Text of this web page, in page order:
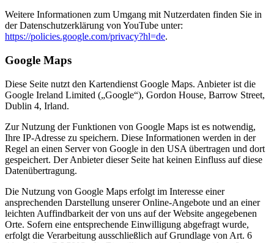
Weitere Informationen zum Umgang mit Nutzerdaten finden Sie in
der Datenschutzerklärung von YouTube unter:
https://policies.google.com/privacy?hl=de.
Google Maps
Diese Seite nutzt den Kartendienst Google Maps. Anbieter ist die
Google Ireland Limited („Google“), Gordon House, Barrow Street,
Dublin 4, Irland.
Zur Nutzung der Funktionen von Google Maps ist es notwendig,
Ihre IP-Adresse zu speichern. Diese Informationen werden in der
Regel an einen Server von Google in den USA übertragen und dort
gespeichert. Der Anbieter dieser Seite hat keinen Einfluss auf diese
Datenübertragung.
Die Nutzung von Google Maps erfolgt im Interesse einer
ansprechenden Darstellung unserer Online-Angebote und an einer
leichten Auffindbarkeit der von uns auf der Website angegebenen
Orte. Sofern eine entsprechende Einwilligung abgefragt wurde,
erfolgt die Verarbeitung ausschließlich auf Grundlage von Art. 6